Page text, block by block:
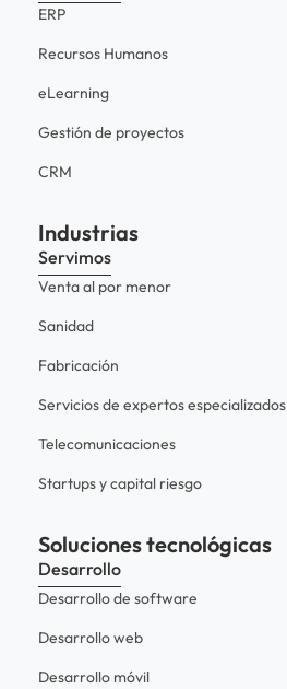
ERP
Recursos Humanos
eLearning
Gestión de proyectos
CRM
Industrias
Servimos
Venta al por menor
Sanidad
Fabricación
Servicios de expertos especializados
Telecomunicaciones
Startups y capital riesgo
Soluciones tecnológicas
Desarrollo
Desarrollo de software
Desarrollo web
Desarrollo móvil